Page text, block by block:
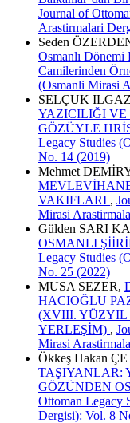
Journal of
Arastirmalari
Seden
Osmanlı Dönemi
Camilerinden
(Osmanli Mirasi
SELÇUK
YAZICILIĞI
GÖZÜYLE
Legacy Studies
No. 14 (2019)
Mehmet
VAKIFLARI ,
Mirasi
Gülden SARI
OSMANLI
Legacy Studies
No. 25 (2022)
MUSA SEZER,
HACIOĞLU
(XVIII. YÜZYIL
YERLEŞİM) ,
Mirasi
Ökkeş Hakan
TAŞIYANLAR:
GÖZÜNDEN
Ottoman Legacy
Dergisi): Vol. 8